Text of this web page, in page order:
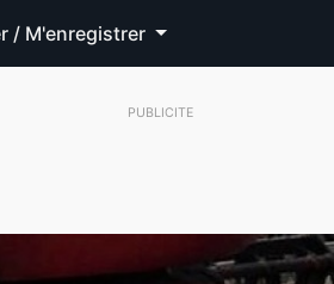
/ M'enregistrer
PUBLICITE